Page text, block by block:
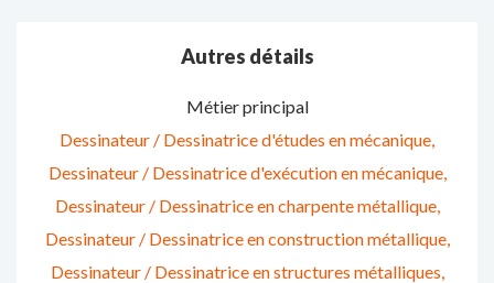
Autres détails
Métier principal
Dessinateur / Dessinatrice d'études en mécanique
Dessinateur / Dessinatrice d'exécution en mécanique
Dessinateur / Dessinatrice en charpente métallique
Dessinateur / Dessinatrice en construction métallique
Dessinateur / Dessinatrice en structures métalliques